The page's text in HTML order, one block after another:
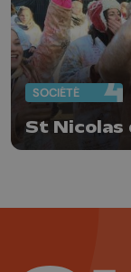
SOCIÉTÉ
St Nicolas